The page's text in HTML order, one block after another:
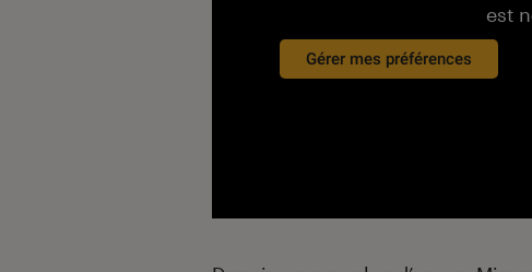
est
Gérer mes préférences